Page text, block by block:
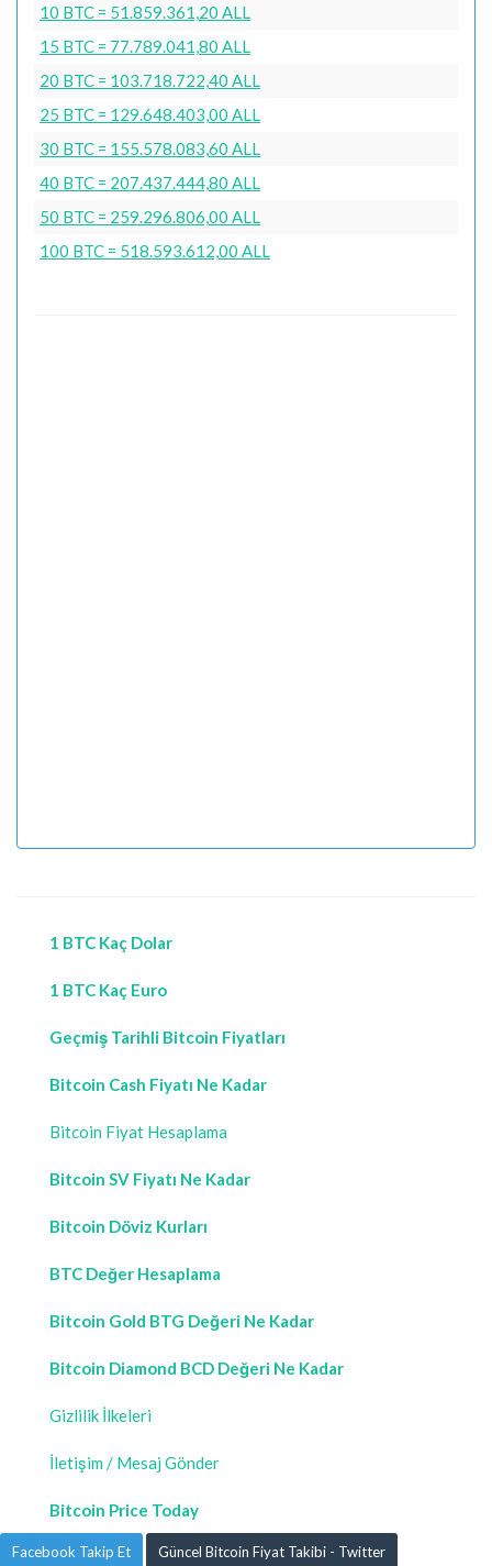
10 BTC = 51.859.361,20 ALL
15 BTC = 77.789.041,80 ALL
20 BTC = 103.718.722,40 ALL
25 BTC = 129.648.403,00 ALL
30 BTC = 155.578.083,60 ALL
40 BTC = 207.437.444,80 ALL
50 BTC = 259.296.806,00 ALL
100 BTC = 518.593.612,00 ALL
1 BTC Kaç Dolar
1 BTC Kaç Euro
Geçmiş Tarihli Bitcoin Fiyatları
Bitcoin Cash Fiyatı Ne Kadar
Bitcoin Fiyat Hesaplama
Bitcoin SV Fiyatı Ne Kadar
Bitcoin Döviz Kurları
BTC Değer Hesaplama
Bitcoin Gold BTG Değeri Ne Kadar
Bitcoin Diamond BCD Değeri Ne Kadar
Gizlilik İlkeleri
İletişim / Mesaj Gönder
Bitcoin Price Today
Facebook Takip Et Güncel Bitcoin Fiyat Takibi - Twitter